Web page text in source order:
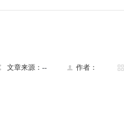
作者：
文章来源： --